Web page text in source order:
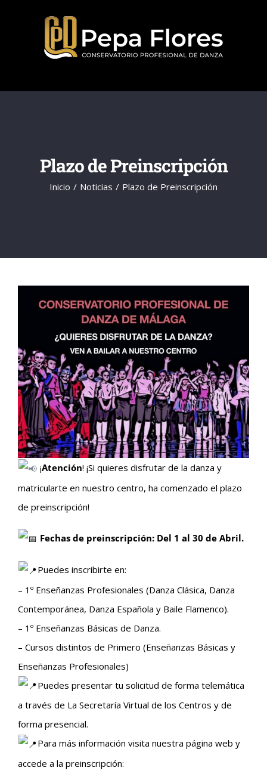
Plazo de Preinscripción
Inicio Noticias Plazo de Preinscripción
¡Atención! ¡Si quieres disfrutar de la danza y
matricularte en nuestro centro, ha comenzado el plazo
de preinscripción!
Fechas de preinscripción: Del 1 al 30 de Abril.
Puedes inscribirte en:
– 1º Enseñanzas Profesionales (Danza Clásica, Danza
Contemporánea, Danza Española y Baile Flamenco).
– 1º Enseñanzas Básicas de Danza.
– Cursos distintos de Primero (Enseñanzas Básicas y
Enseñanzas Profesionales)
Puedes presentar tu solicitud de forma telemática
a través de La Secretaría Virtual de los Centros y de
forma presencial.
Para más información visita nuestra página web y
accede a la preinscripción: